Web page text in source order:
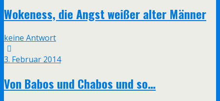
Wokeness, die Angst weißer alter Männer
keine Antwort
3. Februar 2014
Von Babos und Chabos und so…